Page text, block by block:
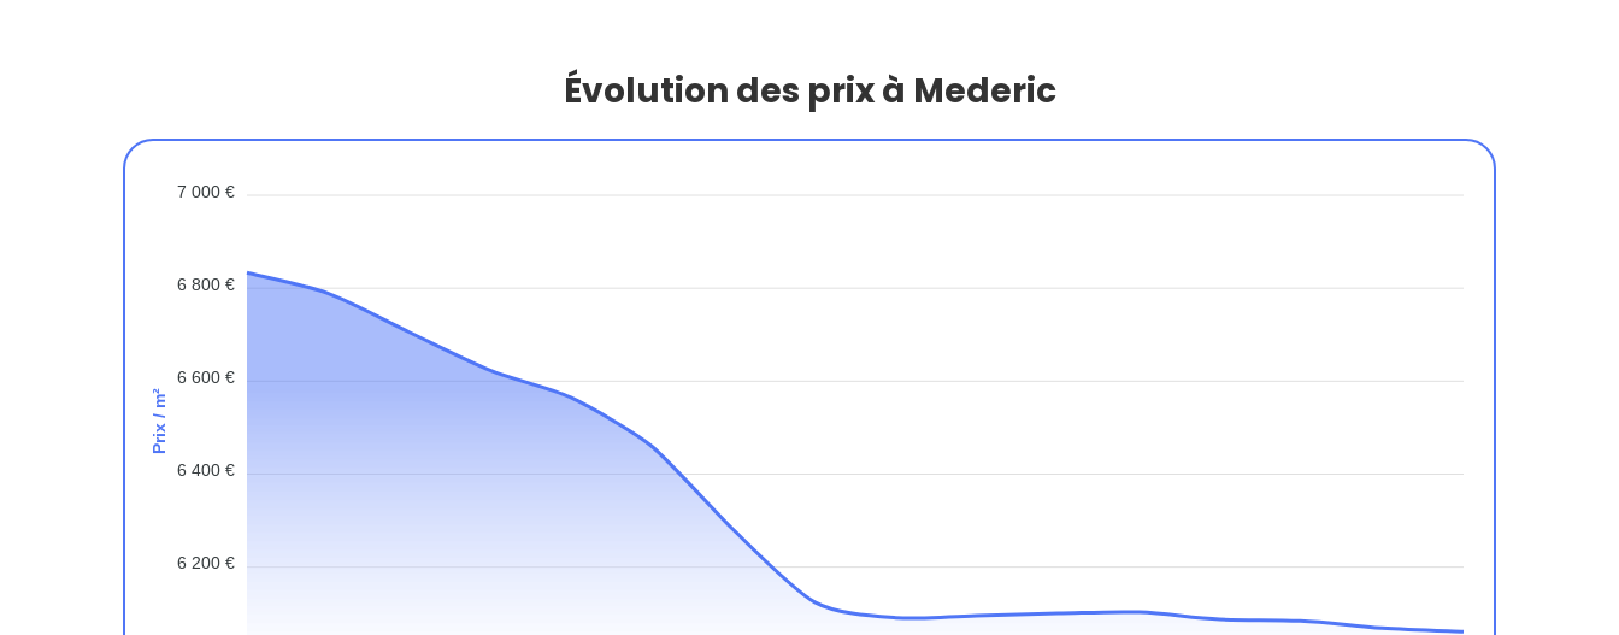
Évolution des prix à Mederic
7 000 €
6 800 €
6 600 €
6 400 €
6 200 €
Prix / m²